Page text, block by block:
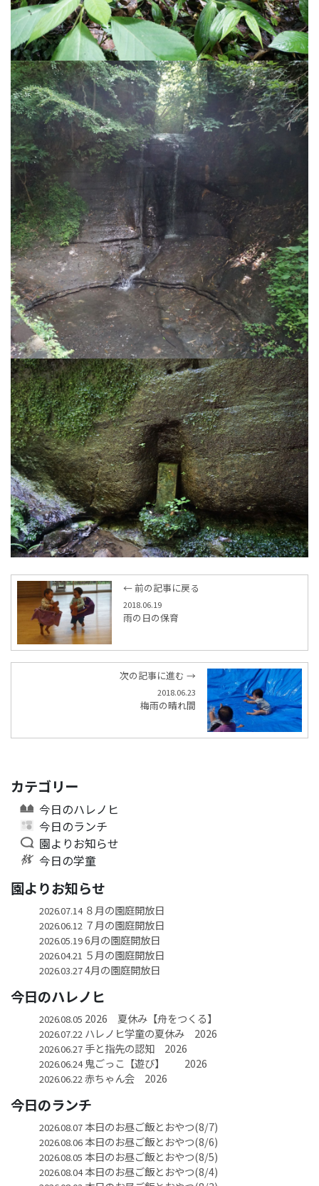
← 前の記事に戻る
2018.06.19
雨の日の保育
次の記事に進む →
2018.06.23
梅雨の晴れ間
カテゴリー
今日のハレノヒ
今日のランチ
園よりお知らせ
今日の学童
園よりお知らせ
2026.07.14８月の園庭開放日
2026.06.12７月の園庭開放日
2026.05.196月の園庭開放日
2026.04.21 ５月の園庭開放日
2026.03.274月の園庭開放日
今日のハレノヒ
2026.08.05 2026 夏休み【舟をつくる】
2026.07.22ハレノヒ学童の夏休み 2026
2026.06.27手と指先の認知 2026
2026.06.24鬼ごっこ【遊び】 2026
2026.06.22赤ちゃん会 2026
今日のランチ
2026.08.07本日のお昼ご飯とおやつ(8/7)
2026.08.06本日のお昼ご飯とおやつ(8/6)
2026.08.05 本日のお昼ご飯とおやつ(8/5)
2026.08.04本日のお昼ご飯とおやつ(8/4)